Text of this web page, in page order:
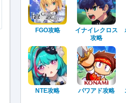
FGO攻略
イナイレクロス
攻略
NTE攻略 パワアド攻略